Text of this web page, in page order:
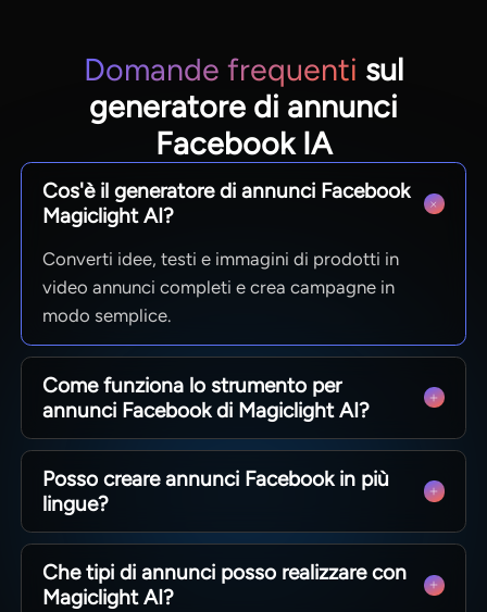
Domande frequenti sul
generatore di annunci
Facebook IA
Cos'è il generatore di annunci Facebook
Magiclight AI?
Converti idee, testi e immagini di prodotti in
video annunci completi e crea campagne in
modo semplice.
Come funziona lo strumento per
annunci Facebook di Magiclight AI?
Descrivi la tua offerta, scegli stili e personaggi,
modifica le scene ed esporta il video finale.
Posso creare annunci Facebook in più
lingue?
Sì. Supporta 11 lingue per raggiungere mercati
diversi mantenendo coerente il tuo messaggio.
Che tipi di annunci posso realizzare con
Magiclight AI?